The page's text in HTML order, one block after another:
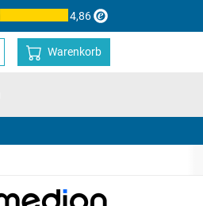
4,86
Warenkorb